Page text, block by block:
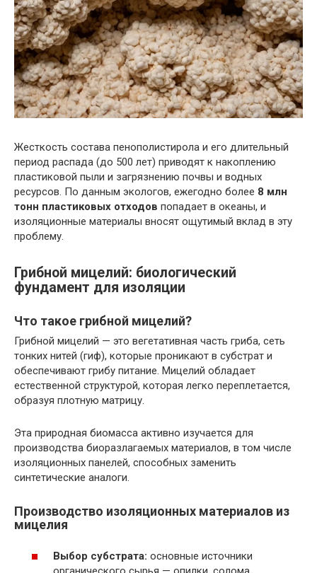
Жесткость состава пенополистирола и его длительный
период распада (до 500 лет) приводят к накоплению
пластиковой пыли и загрязнению почвы и водных
ресурсов. По данным экологов, ежегодно более 8 млн
тонн пластиковых отходов попадает в океаны, и
изоляционные материалы вносят ощутимый вклад в эту
проблему.
Грибной мицелий: биологический
фундамент для изоляции
Что такое грибной мицелий?
Грибной мицелий — это вегетативная часть гриба, сеть
тонких нитей (гиф), которые проникают в субстрат и
обеспечивают грибу питание. Мицелий обладает
естественной структурой, которая легко переплетается,
образуя плотную матрицу.
Эта природная биомасса активно изучается для
производства биоразлагаемых материалов, в том числе
изоляционных панелей, способных заменить
синтетические аналоги.
Производство изоляционных материалов из
мицелия
Выбор субстрата: основные источники